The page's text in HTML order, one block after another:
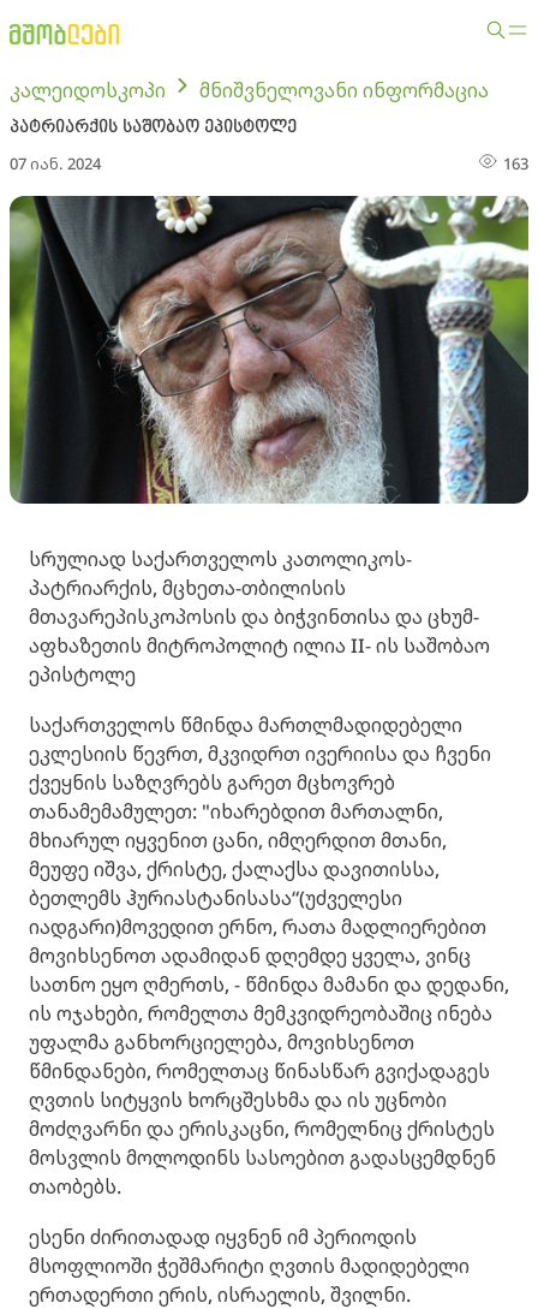
კალეიდოსკოპი მნიშვნელოვანი ინფორმაცია
პატრიარქის სა­შო­ბაო ეპის­ტო­ლე
07 იან. 2024 163
სრულიად საქართველოს კათოლიკოს-
პატრიარქის, მცხეთა-თბილისის
მთავარეპისკოპოსის და ბიჭვინთისა და ცხუმ-
აფხაზეთის მიტროპოლიტ ილია II- ის საშობაო
ეპისტოლე
საქართველოს წმინდა მართლმადიდებელი
ეკლესიის წევრთ, მკვიდრთ ივერიისა და ჩვენი
ქვეყნის საზღვრებს გარეთ მცხოვრებ
თანამემამულეთ: "იხარებდით მართალნი,
მხიარულ იყვენით ცანი, იმღერდით მთანი,
მეუფე იშვა, ქრისტე, ქალაქსა დავითისსა,
ბეთლემს ჰურიასტანისასა“(უძველესი
იადგარი)მოვედით ერნო, რათა მადლიერებით
მოვიხსენოთ ადამიდან დღემდე ყველა, ვინც
სათნო ეყო ღმერთს, - წმინდა მამანი და დედანი,
ის ოჯახები, რომელთა მემკვიდრეობაშიც ინება
უფალმა განხორციელება, მოვიხსენოთ
წმინდანები, რომელთაც წინასწარ გვიქადაგეს
ღვთის სიტყვის ხორცშესხმა და ის უცნობი
მოძღვარნი და ერისკაცნი, რომელნიც ქრისტეს
მოსვლის მოლოდინს სასოებით გადასცემდნენ
თაობებს.
ესენი ძირითადად იყვნენ იმ პერიოდის
მსოფლიოში ჭეშმარიტი ღვთის მადიდებელი
ერთადერთი ერის, ისრაელის, შვილნი.